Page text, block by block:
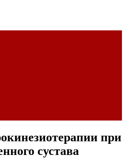
при
сустава